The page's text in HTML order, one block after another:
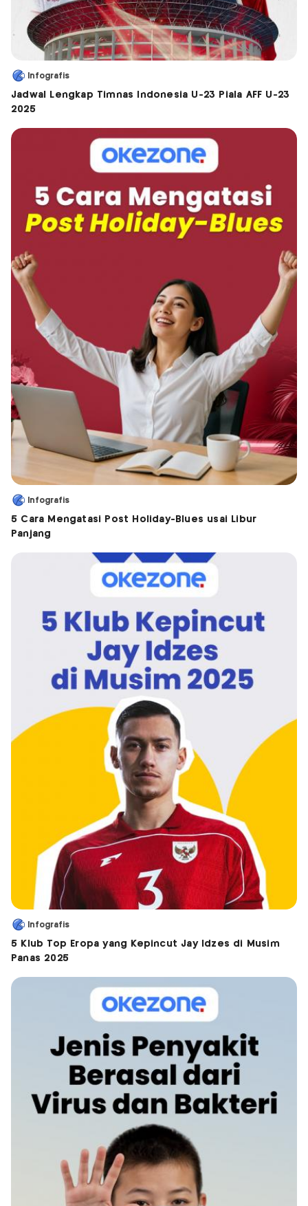
Infografis
Jadwal Lengkap Timnas Indonesia U-23 Piala AFF U-23
2025
Infografis
5 Cara Mengatasi Post Holiday-Blues usai Libur
Panjang
Infografis
5 Klub Top Eropa yang Kepincut Jay Idzes di Musim
Panas 2025